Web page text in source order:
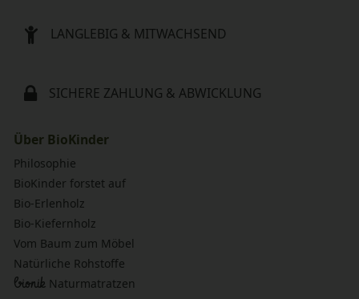
LANGLEBIG & MITWACHSEND
SICHERE ZAHLUNG & ABWICKLUNG
Über BioKinder
Philosophie
BioKinder forstet auf
Bio-Erlenholz
Bio-Kiefernholz
Vom Baum zum Möbel
Natürliche Rohstoffe
bionik Naturmatratzen